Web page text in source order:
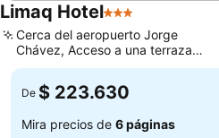
Limaq Hotel3 Estrellas
Cerca del aeropuerto Jorge
Chávez, Acceso a una terraza
solárium relajante
De $ 223.630
Mira precios de 6 páginas